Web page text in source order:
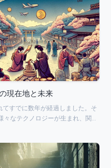
現在地と未来
すでに数年が経過しました。そ
々なテクノロジーが生まれ、関…